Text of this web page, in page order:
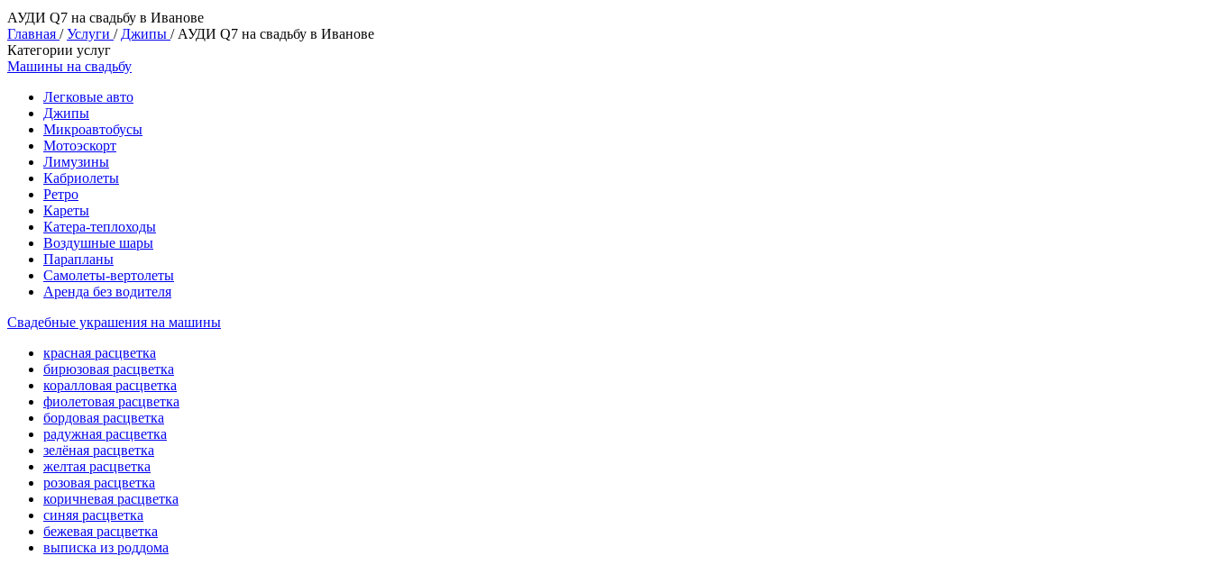
АУДИ Q7 на свадьбу в Иванове
Главная /Услуги / Джипы / АУДИ Q7 на свадьбу в Иванове
Категории услуг
Машины на свадьбу
Легковые авто
Джипы
Микроавтобусы
Мотоэскорт
Лимузины
Кабриолеты
Ретро
Кареты
Катера-теплоходы
Воздушные шары
Парапланы
Самолеты-вертолеты
Аренда без водителя
Свадебные украшения на машины
красная расцветка
бирюзовая расцветка
коралловая расцветка
фиолетовая расцветка
бордовая расцветка
радужная расцветка
зелёная расцветка
желтая расцветка
розовая расцветка
коричневая расцветка
синяя расцветка
бежевая расцветка
выписка из роддома